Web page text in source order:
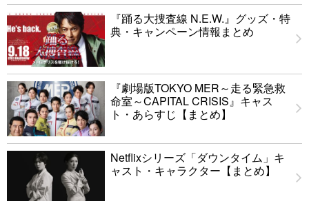
『踊る大捜査線 N.E.W.』グッズ・特
典・キャンペーン情報まとめ
『劇場版TOKYO MER～走る緊急救
命室～CAPITAL CRISIS』キャス
ト・あらすじ【まとめ】
Netflixシリーズ「ダウンタイム」キ
ャスト・キャラクター【まとめ】